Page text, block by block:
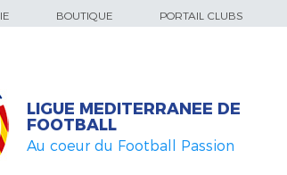
BOUTIQUE PORTAIL CLUBS
LIGUE MEDITERRANEE DE
FOOTBALL
Au coeur du Football Passion